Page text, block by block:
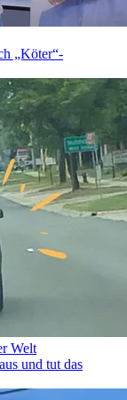
„Köter“-
Welt
und tut das